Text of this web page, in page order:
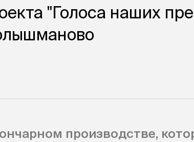
"Голоса наших
производстве,